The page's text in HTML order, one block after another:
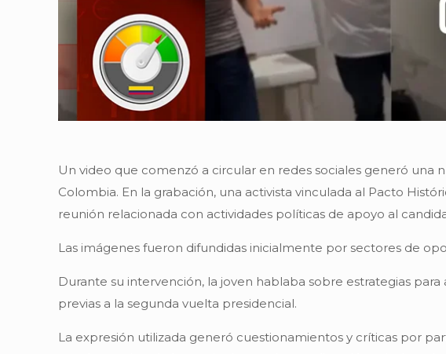
Un video que comenzó a circular en redes sociales generó
Colombia. En la grabación, una activista vinculada al Pacto
reunión relacionada con actividades políticas de apoyo al
Las imágenes fueron difundidas inicialmente por sectores de
Durante su intervención, la joven hablaba sobre estrategias
previas a la segunda vuelta presidencial.
La expresión utilizada generó cuestionamientos y críticas por